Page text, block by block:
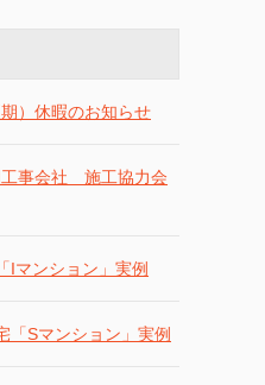
）休暇のお知らせ
事会社 施工協力会
マンション」実例
Sマンション」実例